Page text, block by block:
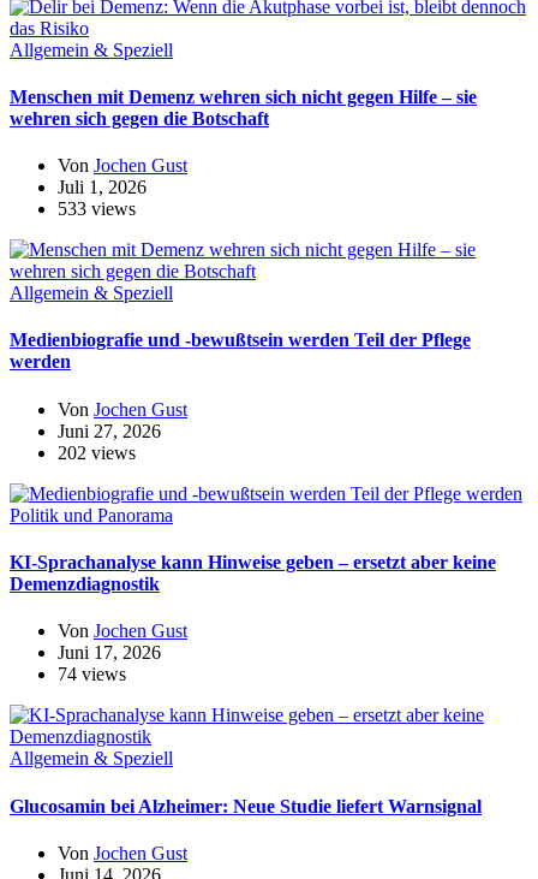
Allgemein & Speziell
Menschen mit Demenz wehren sich nicht gegen Hilfe – sie
wehren sich gegen die Botschaft
Von Jochen Gust
Juli 1, 2026
533 views
Allgemein & Speziell
Medienbiografie und -bewußtsein werden Teil der Pflege
werden
Von Jochen Gust
Juni 27, 2026
202 views
Politik und Panorama
KI-Sprachanalyse kann Hinweise geben – ersetzt aber keine
Demenzdiagnostik
Von Jochen Gust
Juni 17, 2026
74 views
Allgemein & Speziell
Glucosamin bei Alzheimer: Neue Studie liefert Warnsignal
Von Jochen Gust
Juni 14, 2026